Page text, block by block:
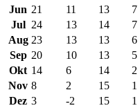
Jun 21 11 13
7
Jul 24 13 14
7
Aug 23 13 13
6
Sep 20 10 13
5
Okt 14 6 14
2
Nov 8 2 15
1
Dez 3 -2 15
1